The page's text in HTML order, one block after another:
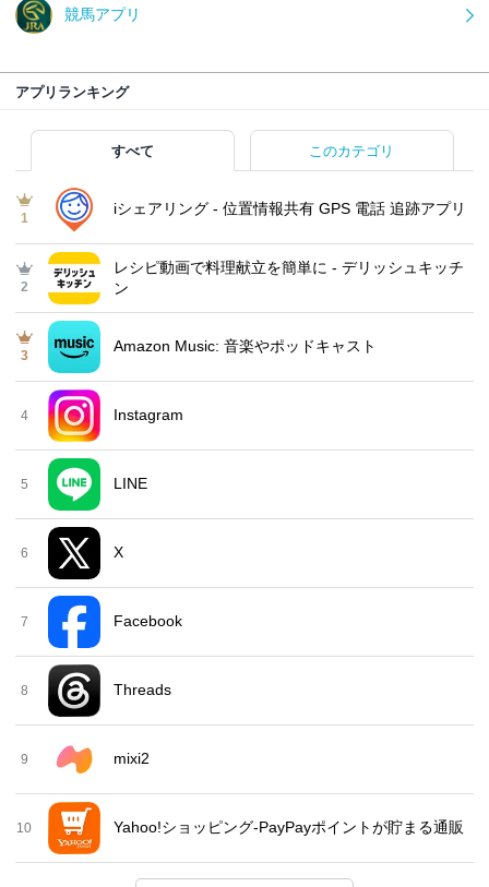
競馬アプリ
アプリランキング
すべて このカテゴリ
1
iシェアリング - 位置情報共有 GPS 電話 追跡アプリ
2
レシピ動画で料理献立を簡単‪に - デリッシュキッチ
ン
3
Amazon Music: 音楽やポッドキャスト
4 Instagram
5 LINE
6 X
7 Facebook
8 Threads
9 mixi2
10 Yahoo!ショッピング-PayPayポイントが貯まる通販